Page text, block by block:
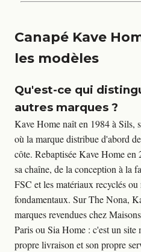
Canapé Kave
les modèles
Qu'est-ce qui
autres marques ?
Kave Home naît en 1984 à Sils,
où la marque distribue d'abord
côte. Rebaptisée Kave Home
sa chaîne, de la conception à la
FSC et les matériaux recyclés
fondamentaux. Sur The Nona,
marques revendues chez
Paris ou Sia Home : c'est un site
propre livraison et son propre